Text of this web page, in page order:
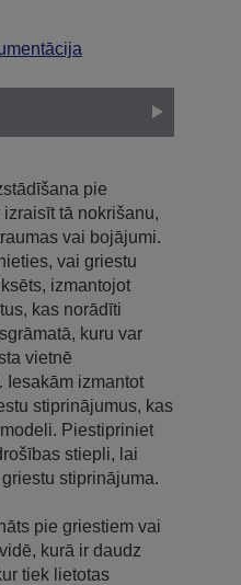
pie
tā nokrišanu,
vai bojājumi.
vai griestu
izmantojot
kas norādīti
kuru var
vietnē
Iesakām izmantot
stiprinājumus, kas
Piestipriniet
stiepli, lai
stiprinājuma.
pie griestiem vai
kurā ir daudz
tiek lietotas